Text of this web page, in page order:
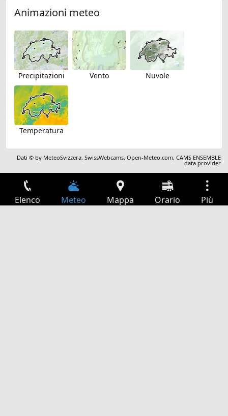
Animazioni meteo
Precipitazioni Vento Nuvole
Temperatura
Dati © by MeteoSvizzera,SwissWebcams,Open-Meteo.com,CAMS ENSEMBLE
data provider
Elenco Meteo Mappa Orario Più